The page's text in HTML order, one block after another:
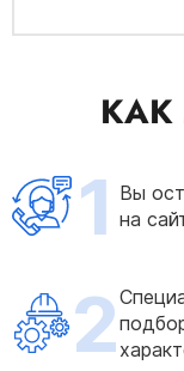
1 Вы
на
2